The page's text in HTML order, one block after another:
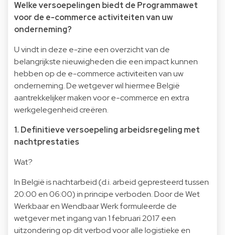
Welke versoepelingen biedt de Programmawet
voor de e-commerce activiteiten van uw
onderneming?
U vindt in deze e-zine een overzicht van de
belangrijkste nieuwigheden die een impact kunnen
hebben op de e-commerce activiteiten van uw
onderneming. De wetgever wil hiermee België
aantrekkelijker maken voor e-commerce en extra
werkgelegenheid creëren.
1. Definitieve versoepeling arbeidsregeling met
nachtprestaties
Wat?
In België is nachtarbeid (d.i. arbeid gepresteerd tussen
20:00 en 06:00) in principe verboden. Door de Wet
Werkbaar en Wendbaar Werk formuleerde de
wetgever met ingang van 1 februari 2017 een
uitzondering op dit verbod voor alle logistieke en